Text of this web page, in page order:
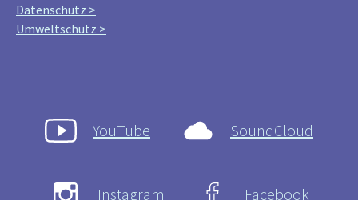
Datenschutz >
Umweltschutz >
YouTube SoundCloud
Instagram Facebook